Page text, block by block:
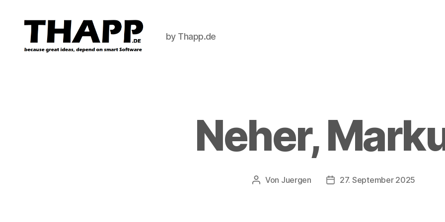
by Thapp.de
Neher,
Beitragsautor
Von Juergen Beitragsdatum
27. September 2025